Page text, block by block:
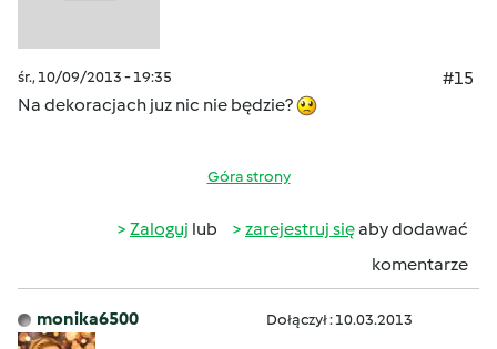
śr., 10/09/2013 - 19:35
#15
Na dekoracjach juz nic nie będzie?
Góra strony
Zaloguj lub zarejestruj sięaby dodawać
komentarze
monika6500 Dołączył : 10.03.2013